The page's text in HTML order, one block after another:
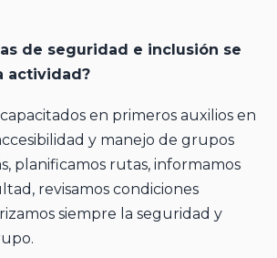
de seguridad e inclusión se
actividad?
en primeros auxilios en
y manejo de grupos
planificamos rutas, informamos
revisamos condiciones
siempre la seguridad y